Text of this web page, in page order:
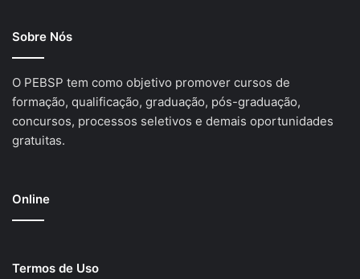
Sobre Nós
O PEBSP tem como objetivo promover cursos de
formação, qualificação, graduação, pós-graduação,
concursos, processos seletivos e demais oportunidades
gratuitas.
Online
Termos de Uso